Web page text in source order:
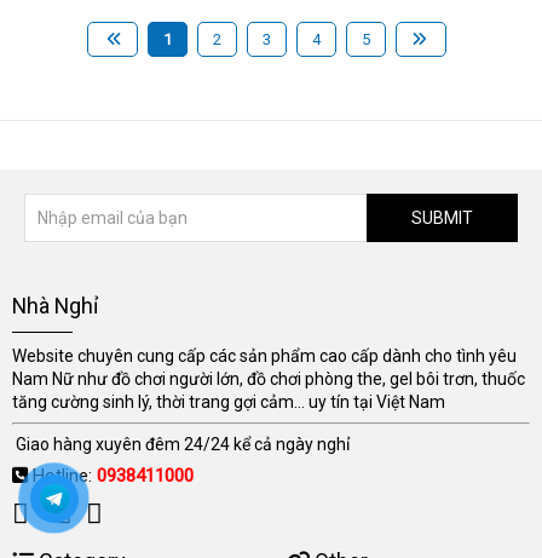
1 2 3 4 5
SUBMIT
Nhà Nghỉ
Website chuyên cung cấp các sản phẩm cao cấp dành cho tình yêu
Nam Nữ như đồ chơi người lớn, đồ chơi phòng the, gel bôi trơn, thuốc
tăng cường sinh lý, thời trang gợi cảm... uy tín tại Việt Nam
Giao hàng xuyên đêm 24/24 kể cả ngày nghỉ
Hotline: 0938411000